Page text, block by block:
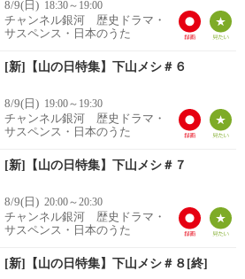
8/9(日) 18:30～19:00
チャンネル銀河 歴史ドラマ・
サスペンス・日本のうた
[新]【山の日特集】下山メシ＃６
8/9(日) 19:00～19:30
チャンネル銀河 歴史ドラマ・
サスペンス・日本のうた
[新]【山の日特集】下山メシ＃７
8/9(日) 20:00～20:30
チャンネル銀河 歴史ドラマ・
サスペンス・日本のうた
[新]【山の日特集】下山メシ＃８[終]